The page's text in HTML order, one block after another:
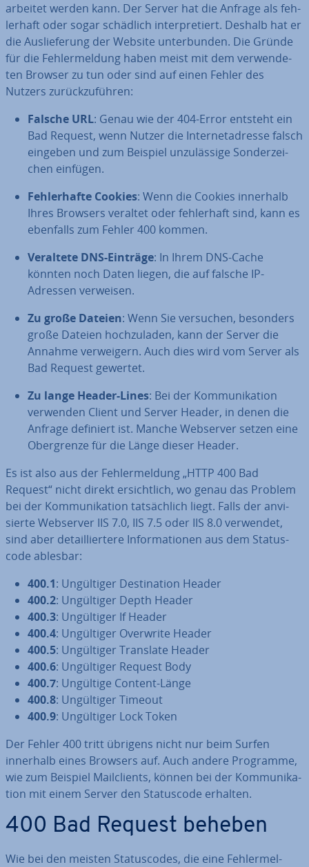
ar­bei­tet werden kann. Der Server hat die Anfrage als feh­
ler­haft oder sogar schädlich in­ter­pre­tiert. Deshalb hat er
die Aus­lie­fe­rung der Website un­ter­bun­den. Die Gründe
für die Feh­ler­mel­dung haben meist mit dem ver­wen­de­
ten Browser zu tun oder sind auf einen Fehler des
Nutzers zu­rück­zu­füh­ren:
Falsche URL: Genau wie der 404-Error entsteht ein
Bad Request, wenn Nutzer die In­ter­net­adres­se falsch
eingeben und zum Beispiel un­zu­läs­si­ge Son­der­zei­
chen einfügen.
Feh­ler­haf­te Cookies: Wenn die Cookies innerhalb
Ihres Browsers veraltet oder feh­ler­haft sind, kann es
ebenfalls zum Fehler 400 kommen.
Veraltete DNS-Einträge: In Ihrem DNS-Cache
könnten noch Daten liegen, die auf falsche IP-
Adressen verweisen.
Zu große Dateien: Wenn Sie versuchen, besonders
große Dateien hoch­zu­la­den, kann der Server die
Annahme ver­wei­gern. Auch dies wird vom Server als
Bad Request gewertet.
Zu lange Header-Lines: Bei der Kom­mu­ni­ka­ti­on
verwenden Client und Server Header, in denen die
Anfrage definiert ist. Manche Webserver setzen eine
Ober­gren­ze für die Länge dieser Header.
Es ist also aus der Feh­ler­mel­dung „HTTP 400 Bad
Request“ nicht direkt er­sicht­lich, wo genau das Problem
bei der Kom­mu­ni­ka­ti­on tat­säch­lich liegt. Falls der an­vi­
sier­te Webserver IIS 7.0, IIS 7.5 oder IIS 8.0 verwendet,
sind aber de­tail­lier­te­re In­for­ma­tio­nen aus dem Sta­tus­
code ablesbar:
400.1: Un­gül­ti­ger De­sti­na­ti­on Header
400.2: Un­gül­ti­ger Depth Header
400.3: Un­gül­ti­ger If Header
400.4: Un­gül­ti­ger Overwrite Header
400.5: Un­gül­ti­ger Translate Header
400.6: Un­gül­ti­ger Request Body
400.7: Ungültige Content-Länge
400.8: Un­gül­ti­ger Timeout
400.9: Un­gül­ti­ger Lock Token
Der Fehler 400 tritt übrigens nicht nur beim Surfen
innerhalb eines Browsers auf. Auch andere Programme,
wie zum Beispiel Mail­cli­ents, können bei der Kom­mu­ni­ka­
ti­on mit einem Server den Sta­tus­code erhalten.
400 Bad Request beheben
Wie bei den meisten Sta­tus­codes, die eine Feh­ler­mel­